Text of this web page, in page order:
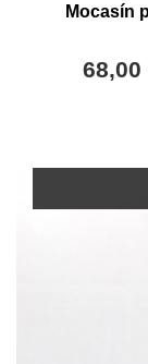
Mocasín
68,00